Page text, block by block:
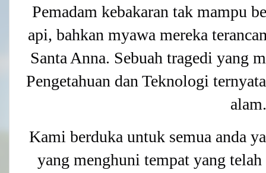
Pemadam kebakaran tak mampu
api, bahkan myawa mereka
Santa Anna. Sebuah tragedi yang
Pengetahuan dan Teknologi
alam.
Kami berduka untuk semua anda
yang menghuni tempat yang